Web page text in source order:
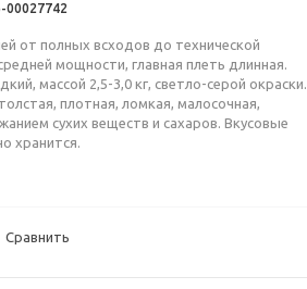
00027742
от полных всходов до технической
мощности, главная плеть длинная.
массой 2,5-3,0 кг, светло-серой окраски.
плотная, ломкая, малосочная,
сухих веществ и сахаров. Вкусовые
хранится.
Сравнить